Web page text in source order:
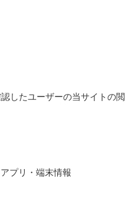
したユーザーの当サイトの閲
プリ・端末情報